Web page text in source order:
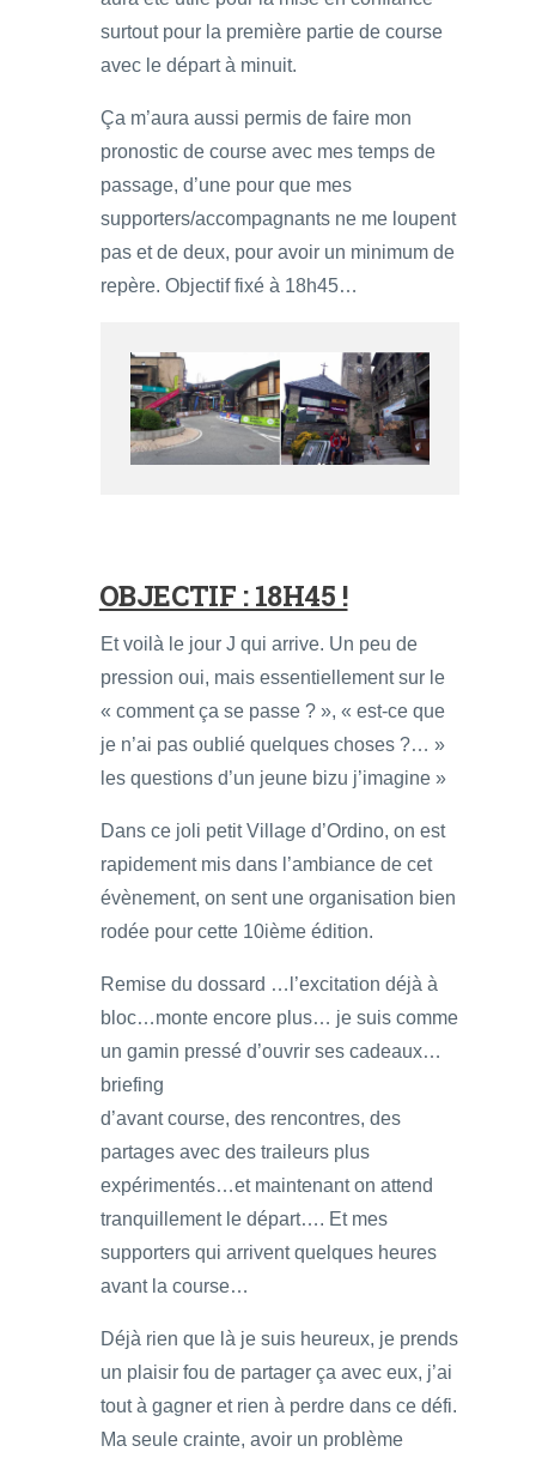
surtout pour la première partie de course
avec le départ à minuit.
Ça m’aura aussi permis de faire mon
pronostic de course avec mes temps de
passage, d’une pour que mes
supporters/accompagnants ne me loupent
pas et de deux, pour avoir un minimum de
repère. Objectif fixé à 18h45…
OBJECTIF : 18H45 !
Et voilà le jour J qui arrive. Un peu de
pression oui, mais essentiellement sur le
« comment ça se passe ? », « est-ce que
je n’ai pas oublié quelques choses ?… »
les questions d’un jeune bizu j’imagine »
Dans ce joli petit Village d’Ordino, on est
rapidement mis dans l’ambiance de cet
évènement, on sent une organisation bien
rodée pour cette 10ième édition.
Remise du dossard …l’excitation déjà à
bloc…monte encore plus… je suis comme
un gamin pressé d’ouvrir ses cadeaux…
briefing
d’avant course, des rencontres, des
partages avec des traileurs plus
expérimentés…et maintenant on attend
tranquillement le départ…. Et mes
supporters qui arrivent quelques heures
avant la course…
Déjà rien que là je suis heureux, je prends
un plaisir fou de partager ça avec eux, j’ai
tout à gagner et rien à perdre dans ce défi.
Ma seule crainte, avoir un problème